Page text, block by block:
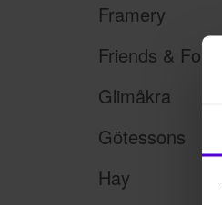
Framery
Glimåkra
Götessons
Hay